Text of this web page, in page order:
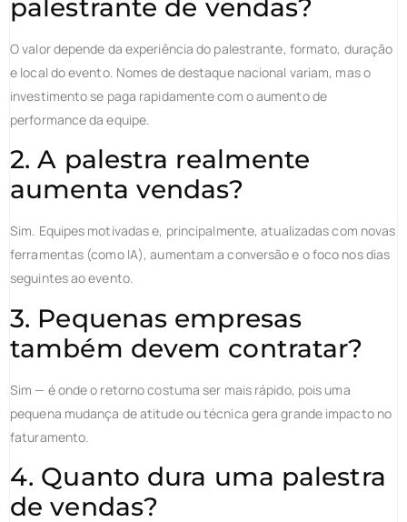
palestrante de vendas?
O valor depende da experiência do palestrante, formato, duração
e local do evento. Nomes de destaque nacional variam, mas o
investimento se paga rapidamente com o aumento de
performance da equipe.
2. A palestra realmente
aumenta vendas?
Sim. Equipes motivadas e, principalmente, atualizadas com novas
ferramentas (como IA), aumentam a conversão e o foco nos dias
seguintes ao evento.
3. Pequenas empresas
também devem contratar?
Sim — é onde o retorno costuma ser mais rápido, pois uma
pequena mudança de atitude ou técnica gera grande impacto no
faturamento.
4. Quanto dura uma palestra
de vendas?